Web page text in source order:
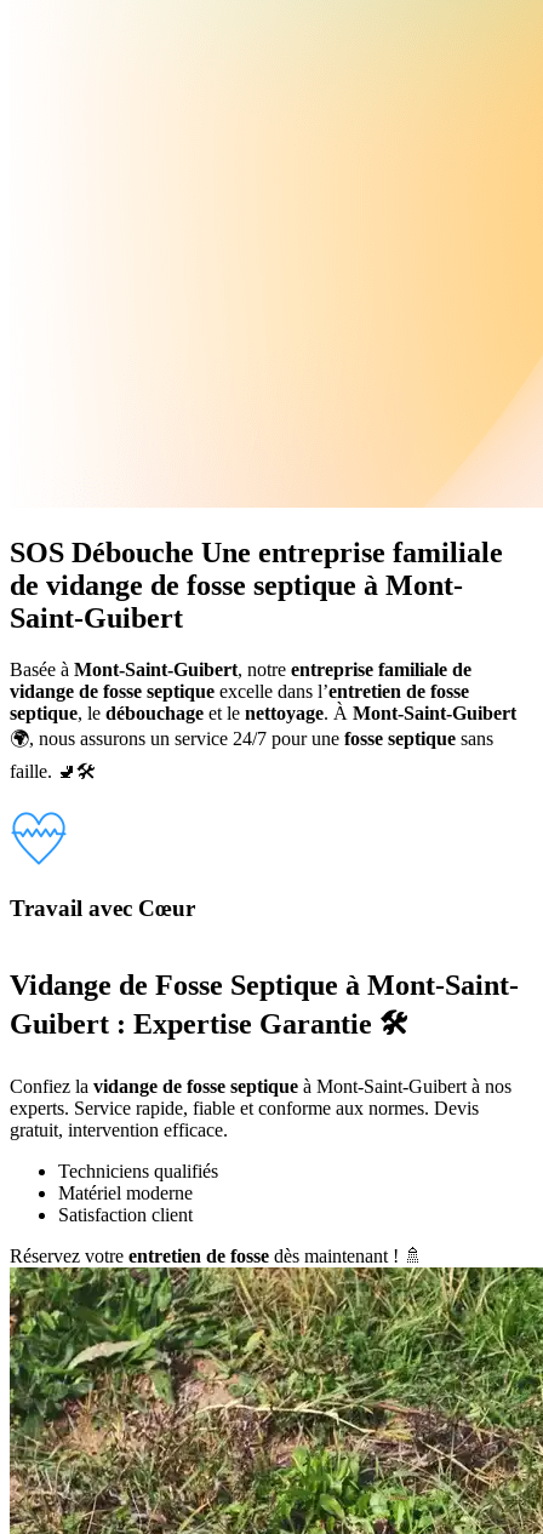
SOS Débouche Une entreprise familiale
de vidange de fosse septique à Mont-
Saint-Guibert
Basée à Mont-Saint-Guibert, notre entreprise familiale de
vidange de fosse septique excelle dans l’entretien de fosse
septique, le débouchage et le nettoyage. À Mont-Saint-Guibert
🌍, nous assurons un service 24/7 pour une fosse septique sans
faille. 🚽🛠️
Travail avec Cœur
Vidange de Fosse Septique à Mont-Saint-
Guibert : Expertise Garantie 🛠️
Confiez la vidange de fosse septique à Mont-Saint-Guibert à nos
experts. Service rapide, fiable et conforme aux normes. Devis
gratuit, intervention efficace.
Techniciens qualifiés
Matériel moderne
Satisfaction client
Réservez votre entretien de fosse dès maintenant ! 🚿